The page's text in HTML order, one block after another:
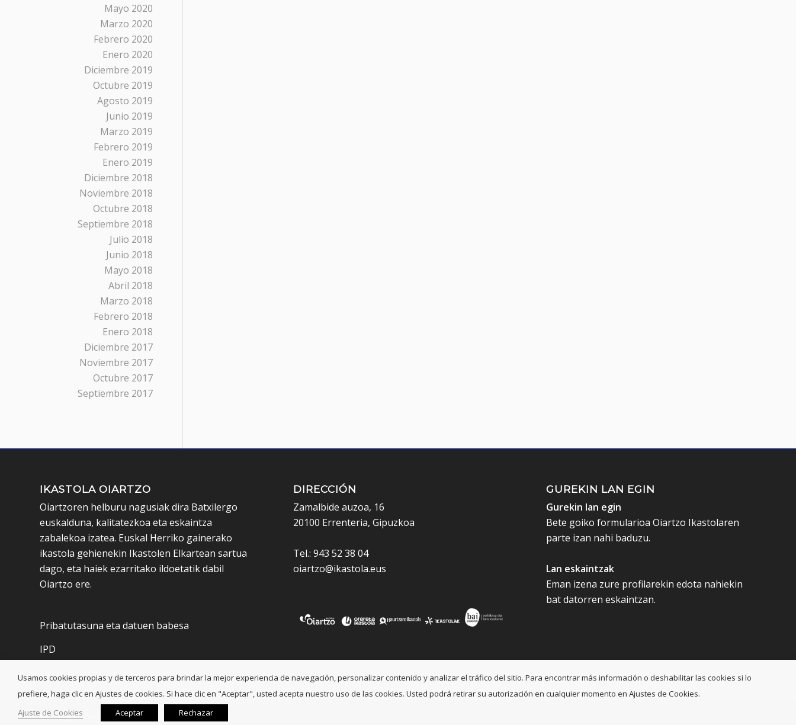
Mayo 2020
Marzo 2020
Febrero 2020
Enero 2020
Diciembre 2019
Octubre 2019
Agosto 2019
Junio 2019
Marzo 2019
Febrero 2019
Enero 2019
Diciembre 2018
Noviembre 2018
Octubre 2018
Septiembre 2018
Julio 2018
Junio 2018
Mayo 2018
Abril 2018
Marzo 2018
Febrero 2018
Enero 2018
Diciembre 2017
Noviembre 2017
Octubre 2017
Septiembre 2017
IKASTOLA OIARTZO
Oiartzoren helburu nagusiak dira Batxilergo
euskalduna, kalitatezkoa eta eskaintza
zabalekoa izatea. Euskal Herriko gainerako
ikastola gehienekin Ikastolen Elkartean sartua
dago, eta haiek ezarritako ildoetatik dabil
Oiartzo ere.
Pribatutasuna eta datuen babesa
IPD
DIRECCIÓN
Zamalbide auzoa, 16
20100 Errenteria, Gipuzkoa
Tel.: 943 52 38 04
oiartzo@ikastola.eus
GUREKIN LAN EGIN
Gurekin lan egin
Bete goiko formularioa Oiartzo Ikastolaren
parte izan nahi baduzu.
Lan eskaintzak
Eman izena zure profilarekin edota nahiekin
bat datorren eskaintzan.
© Copyright - Oiartzo Ikastola
Usamos cookies propias y de terceros para brindar la mejor experiencia de navegación, personalizar contenido y analizar el tráfico del sitio. Para encontrar más información o deshabilitar las cookies si lo
prefiere, haga clic en Ajustes de cookies. Si hace clic en "Aceptar", usted acepta nuestro uso de las cookies. Usted podrá retirar su autorización en cualquier momento en Ajustes de Cookies.
Ajuste de Cookies
Aceptar Rechazar